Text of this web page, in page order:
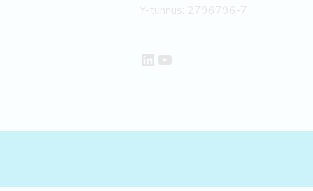
Y-tunnus: 2796796-7
LinkedIn
YouTube